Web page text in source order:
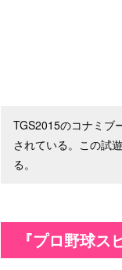
TGS2015のコナミブ
されている。この試
る。
『プロ野球ス